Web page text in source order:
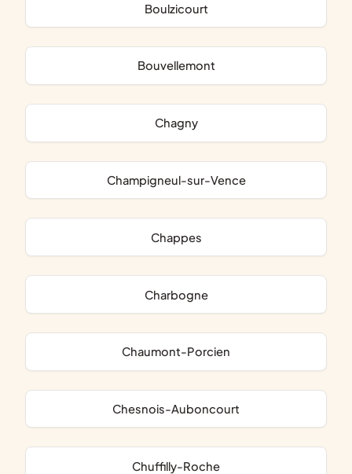
Boulzicourt
Bouvellemont
Chagny
Champigneul-sur-Vence
Chappes
Charbogne
Chaumont-Porcien
Chesnois-Auboncourt
Chuffilly-Roche